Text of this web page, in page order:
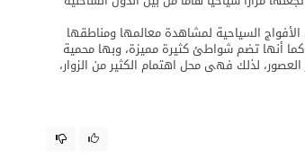
السياحية لمشاهدة معالمها ومناطقها
كما أنها تضم شواطئ كثيرة مميزة، وبها محمية
لذلك فهى محل اهتمام الكثير من الزوار،